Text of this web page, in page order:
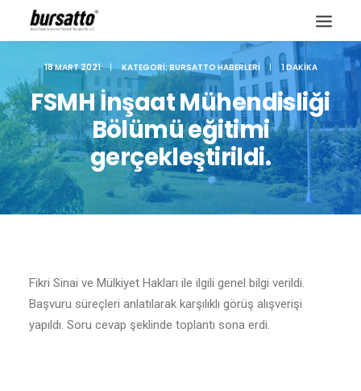
Site içi arama
18 MART 2021 | KATEGORI:BURSATTO HABERLERI | 1 DAKIKA
FSMH İnşaat Mühendisliği
Bölümü eğitimi
gerçekleştirildi.
Fikri Sinai ve Mülkiyet Hakları ile ilgili genel bilgi verildi.
Başvuru süreçleri anlatılarak karşılıklı görüş alışverişi
yapıldı. Soru cevap şeklinde toplantı sona erdi.